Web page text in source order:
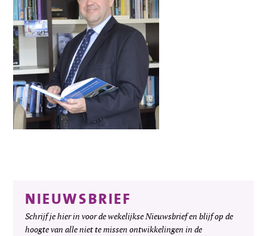
NIEUWSBRIEF
Schrijf je hier in voor de wekelijkse Nieuwsbrief en blijf op de
hoogte van alle niet te missen ontwikkelingen in de